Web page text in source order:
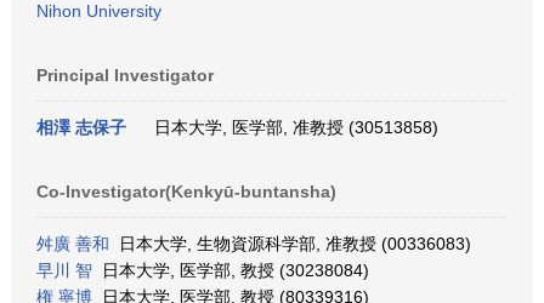
Nihon University
Principal Investigator
相澤 志保子 日本大学, 医学部, 准教授 (30513858)
Co-Investigator(Kenkyū-buntansha)
舛廣 善和 日本大学, 生物資源科学部, 准教授 (00336083)
早川 智 日本大学, 医学部, 教授 (30238084)
権 寧博 日本大学, 医学部, 教授 (80339316)